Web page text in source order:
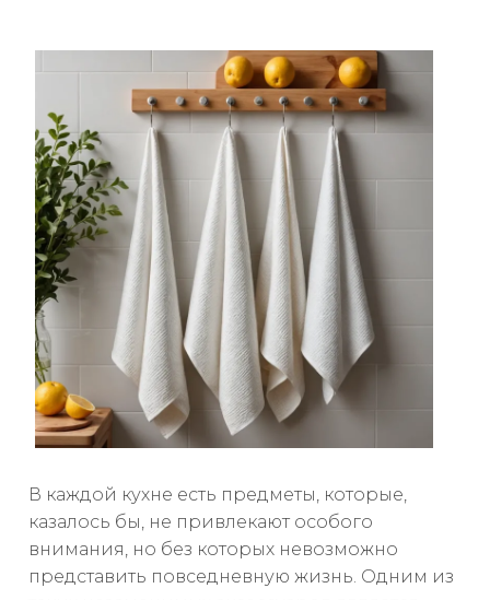
В каждой кухне есть предметы, которые,
казалось бы, не привлекают особого
внимания, но без которых невозможно
представить повседневную жизнь. Одним из